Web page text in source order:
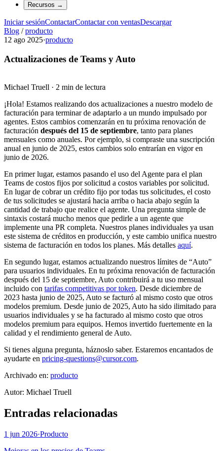
Recursos →
Iniciar sesiónContactarContactar con ventasDescargar
Blog / producto
12 ago 2025·producto
Actualizaciones de Teams y Auto
Michael Truell · 2 min de lectura
¡Hola! Estamos realizando dos actualizaciones a nuestro modelo de
facturación para terminar de adaptarlo a un mundo impulsado por
agentes. Estos cambios comenzarán en tu próxima renovación de
facturación después del 15 de septiembre, tanto para planes
mensuales como anuales. Por ejemplo, si compraste una suscripción
anual en junio de 2025, estos cambios solo entrarían en vigor en
junio de 2026.
En primer lugar, estamos pasando el uso del Agente para el plan
Teams de costos fijos por solicitud a costos variables por solicitud.
En lugar de cobrar un crédito fijo por todas tus solicitudes, el costo
de tus solicitudes se ajustará hacia arriba o hacia abajo según la
cantidad de trabajo que realice el agente. Una pregunta simple de
sintaxis costará mucho menos que pedirle a un agente que
implemente una PR completa. Nuestros planes individuales ya usan
este sistema de créditos en producción, y este cambio unifica nuestro
sistema de facturación en todos los planes. Más detalles aquí.
En segundo lugar, estamos actualizando nuestros límites de “Auto”
para usuarios individuales. En tu próxima renovación de facturación
después del 15 de septiembre, Auto contribuirá a tu uso mensual
incluido con tarifas competitivas por token. Desde diciembre de
2023 hasta junio de 2025, Auto se facturó al mismo costo que otros
modelos premium. Desde junio de 2025, Auto ha sido ilimitado para
usuarios individuales y se ha facturado al mismo costo que otros
modelos premium para equipos. Hemos invertido fuertemente en la
calidad y el rendimiento general de Auto.
Si tienes alguna pregunta, háznoslo saber. Estaremos encantados de
ayudarte en pricing-questions@cursor.com.
Archivado en: producto
Autor: Michael Truell
Entradas relacionadas
1 jun 2026·Producto